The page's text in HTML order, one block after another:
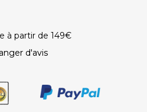
à partir de 149€
d'avis